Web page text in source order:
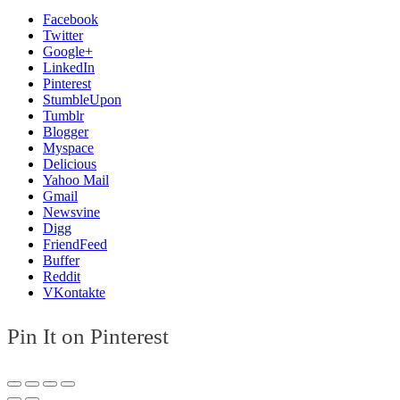
Facebook
Twitter
Google+
LinkedIn
Pinterest
StumbleUpon
Tumblr
Blogger
Myspace
Delicious
Yahoo Mail
Gmail
Newsvine
Digg
FriendFeed
Buffer
Reddit
VKontakte
Pin It on Pinterest